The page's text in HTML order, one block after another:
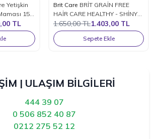
Yetişkin
15
TL
%15
Favorilere Ekle
Brit Care BRİT GRAİN FREE
HAİR CARE HEALTHY - SHİNY
COAT TAVUKLU VE SOMONLU
KEDİ MAMASI 2 KG.
1.650,00TL1.403,00 TL
Sepete Ekle
| ULAŞIM BİLGİLERİ
444 39 07
0 506 852 40 87
0212 275 52 12